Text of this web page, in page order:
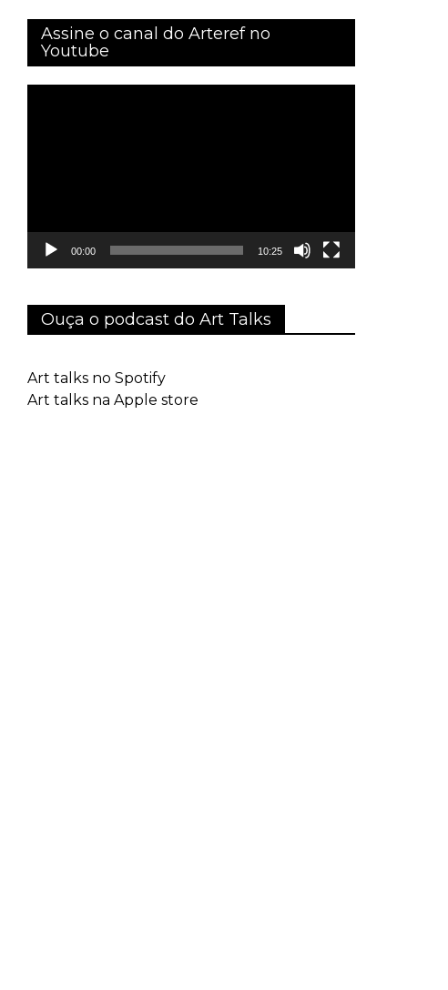
Assine o canal do Arteref no
Youtube
00:00 10:25
Ouça o podcast do Art Talks
Art talks no Spotify
Art talks na Apple store